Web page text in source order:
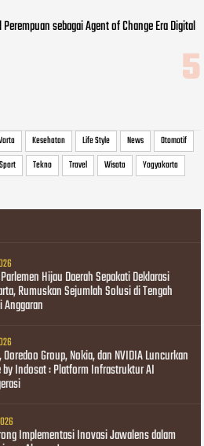
sebagai Agent of Change Era Digital
Kesehatan Life Style News
Otomotif
Sport Tekno Travel Wisata Yogyakarta
Hijau Daerah Sepakati Deklarasi
Rumuskan Sejumlah Solusi di Tengah
Group, Nokia, dan NVIDIA Luncurkan
by Indosat : Platform Infrastruktur AI
Implementasi Inovasi Jawalens dalam